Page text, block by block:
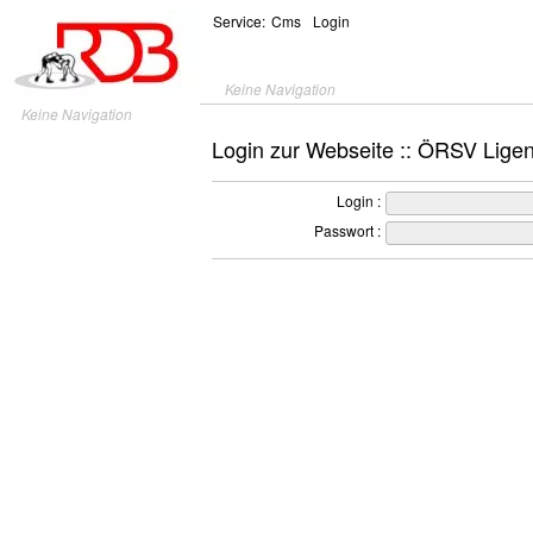
Keine Navigation
Service: Cms Login
Keine Navigation
Login zur Webseite :: ÖRSV
Login :
Passwort :